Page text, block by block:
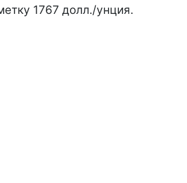
1767 долл./унция.